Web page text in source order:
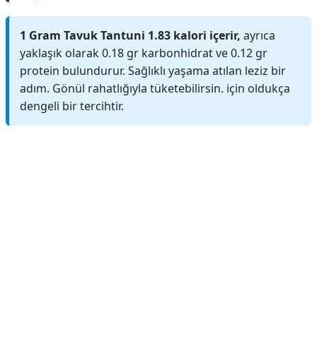
1 Gram Tavuk Tantuni 1.83 kalori içerir, ayrıca
yaklaşık olarak 0.18 gr karbonhidrat ve 0.12 gr
protein bulundurur. Sağlıklı yaşama atılan leziz bir
adım. Gönül rahatlığıyla tüketebilirsin. için oldukça
dengeli bir tercihtir.